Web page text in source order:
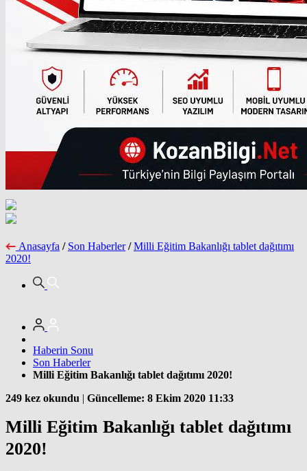
Anasayfa / Son Haberler / Milli Eğitim Bakanlığı tablet dağıtımı
2020!
Haberin Sonu
Son Haberler
Milli Eğitim Bakanlığı tablet dağıtımı 2020!
249 kez okundu | Güncelleme: 8 Ekim 2020 11:33
Milli Eğitim Bakanlığı tablet dağıtımı
2020!